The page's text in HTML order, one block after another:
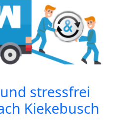
stressfrei
Kiekebusch